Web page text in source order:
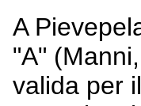
A
"A"
valida per